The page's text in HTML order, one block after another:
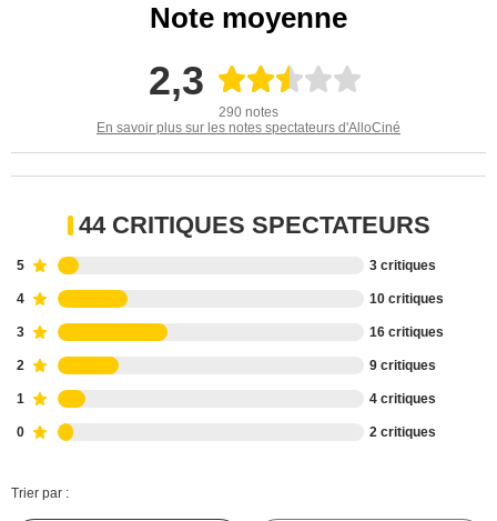
Note moyenne
2,3
290 notes
En savoir plus sur les notes spectateurs d'AlloCiné
44 CRITIQUES SPECTATEURS
5 3 critiques
4 10 critiques
3 16 critiques
2 9 critiques
1 4 critiques
0 2 critiques
Trier par :